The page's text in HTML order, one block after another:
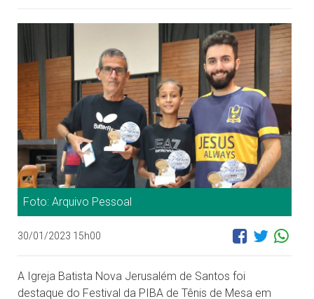
Foto: Arquivo Pessoal
30/01/2023 15h00
A Igreja Batista Nova Jerusalém de Santos foi
destaque do Festival da PIBA de Tênis de Mesa em